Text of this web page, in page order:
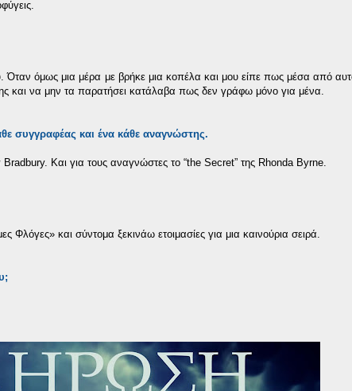
Όταν όμως μια μέρα με βρήκε μια κοπέλα και μου είπε πως μέσα από
και να μην τα παρατήσει κατάλαβα πως δεν γράφω μόνο για μένα.
συγγραφέας και ένα κάθε αναγνώστης.
Και για τους αναγνώστες το “the Secret” της Rhonda Byrne.
Φλόγες» και σύντομα ξεκινάω ετοιμασίες για μια καινούρια σειρά.